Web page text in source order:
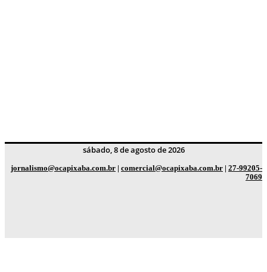
sábado, 8 de agosto de 2026
jornalismo@ocapixaba.com.br | comercial@ocapixaba.com.br | 27-99205-
7069